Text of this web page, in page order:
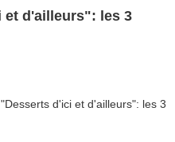
et d'ailleurs": les 3